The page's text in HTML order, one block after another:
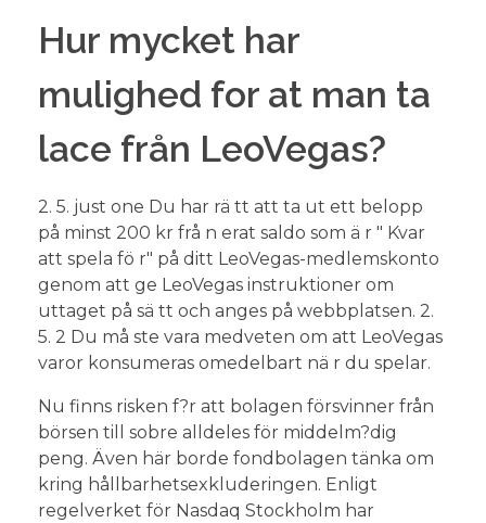
Hur mycket har
mulighed for at man ta
lace från LeoVegas?
2. 5. just one Du har rä tt att ta ut ett belopp
på minst 200 kr frå n erat saldo som ä r " Kvar
att spela fö r" på ditt LeoVegas-medlemskonto
genom att ge LeoVegas instruktioner om
uttaget på sä tt och anges på webbplatsen. 2.
5. 2 Du må ste vara medveten om att LeoVegas
varor konsumeras omedelbart nä r du spelar.
Nu finns risken f?r att bolagen försvinner från
börsen till sobre alldeles för middelm?dig
peng. Även här borde fondbolagen tänka om
kring hållbarhetsexkluderingen. Enligt
regelverket för Nasdaq Stockholm har